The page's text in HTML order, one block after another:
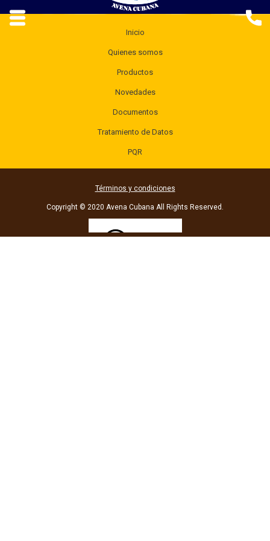
Inicio
Quienes somos
Productos
Novedades
Documentos
Tratamiento de Datos
PQR
Términos y condiciones
Copyright © 2020 Avena Cubana All Rights Reserved.